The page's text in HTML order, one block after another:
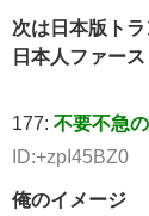
次は日本版ト
日本人ファー
177: 不要不急
ID:+zpI45BZ0
俺のイメージ